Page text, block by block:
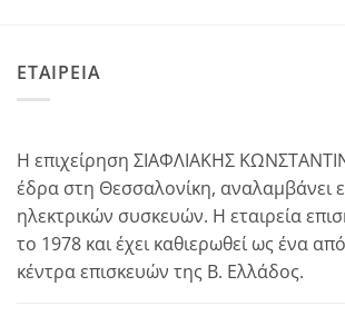
ΕΤΑΙΡΕΙΑ
Η επιχείρηση ΣΙΑΦΛΙΑΚΗΣ
έδρα στη Θεσσαλονίκη, αναλαμβάνει
ηλεκτρικών συσκευών. Η εταιρεία
το 1978 και έχει καθιερωθεί ως ένα
κέντρα επισκευών της Β. Ελλάδος.